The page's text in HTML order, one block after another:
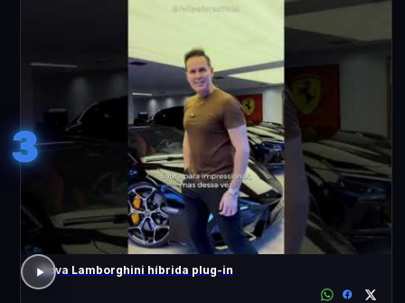
3
Nova Lamborghini híbrida plug-in